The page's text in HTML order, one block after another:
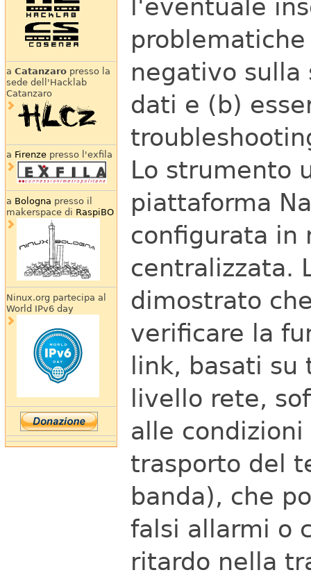
a Catanzaropresso la
sede dell'Hacklab
Catanzaro
a Firenzepresso l'exfila
a Bologna presso il
makerspace di RaspiBO
Ninux.org partecipa al
World IPv6 day
l'eventuale
negativo sulla
dati e (b)
Lo strumento
piattaforma
configurata in
centralizzata.
dimostrato
verificare la
link, basati
livello rete,
alle
trasporto del
banda), che
falsi allarmi o
ritardo nella